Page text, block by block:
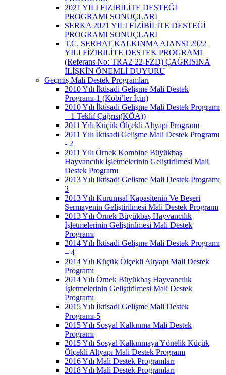
2021 YILI FİZİBİLİTE DESTEĞİ
PROGRAMI SONUÇLARI
SERKA 2021 YILI FİZİBİLİTE DESTEĞİ
PROGRAMI SONUÇLARI
T.C. SERHAT KALKINMA AJANSI 2022
YILI FİZİBİLİTE DESTEK PROGRAMI
(Referans No: TRA2-22-FZD) ÇAĞRISINA
İLİŞKİN ÖNEMLİ DUYURU
Geçmiş Mali Destek Programları
2010 Yılı İktisadi Gelişme Mali Destek
Programı-1 (Kobi’ler İçin)
2010 Yılı İktisadi Gelişme Mali Destek Programı
– 1 Teklif Çağrısı(KÖA))
2011 Yılı Küçük Ölçekli Altyapı Programı
2011 Yılı İktisadi Gelişme Mali Destek Programı
- 2
2011 Yılı Örnek Kombine Büyükbaş
Hayvancılık İşletmelerinin Geliştirilmesi Mali
Destek Programı
2013 Yılı Iktisadi Gelisme Mali Destek Programı
3
2013 Yılı Kurumsal Kapasitenin Ve Beşeri
Sermayenin Geliştirilmesi Mali Destek Programı
2013 Yılı Örnek Büyükbaş Hayvancılık
İşletmelerinin Geliştirilmesi Mali Destek
Programı
2014 Yılı İktisadi Gelişme Mali Destek Programı
– 4
2014 Yılı Küçük Ölçekli Altyapı Mali Destek
Programı
2014 Yılı Örnek Büyükbaş Hayvancılık
İşletmelerinin Geliştirilmesi Mali Destek
Programı
2015 Yılı İktisadi Gelişme Mali Destek
Programı-5
2015 Yılı Sosyal Kalkınma Mali Destek
Programı
2015 Yılı Sosyal Kalkınmaya Yönelik Küçük
Ölçekli Altyapı Mali Destek Programı
2016 Yılı Mali Destek Programları
2018 Yılı Mali Destek Programları